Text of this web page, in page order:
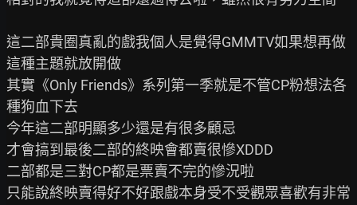
這二部貴圈真亂的戲我個人是覺得GMMTV如果想再做
這種主題就放開做
其實《Only Friends》系列第一季就是不管CP粉想法各
種狗血下去
今年這二部明顯多少還是有很多顧忌
才會搞到最後二部的終映會都賣很慘XDDD
二部都是三對CP都是票賣不完的慘況啦
只能說終映賣得好不好跟戲本身受不受觀眾喜歡有非常